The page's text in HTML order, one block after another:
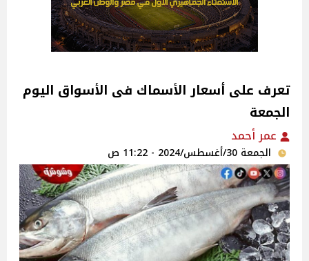
تعرف على أسعار الأسماك فى الأسواق اليوم
الجمعة
عمر أحمد
الجمعة 30/أغسطس/2024 - 11:22 ص